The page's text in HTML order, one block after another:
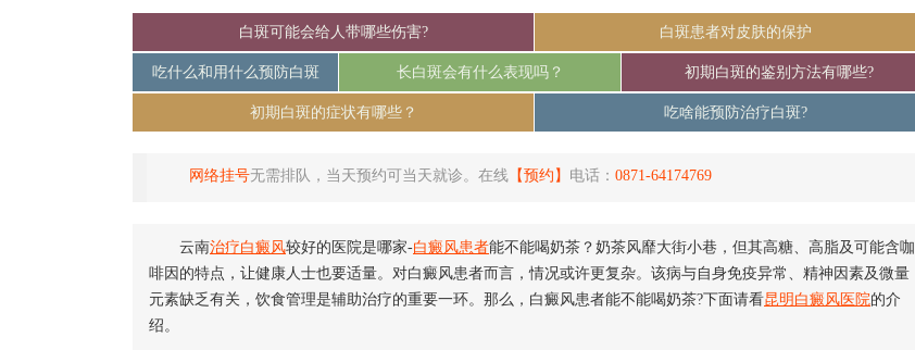
白斑可能会给人带哪些伤害? 白斑患者对皮肤的保护
吃什么和用什么预防白斑 长白斑会有什么表现吗？ 初期白斑的鉴别方法有哪些?
初期白斑的症状有哪些？ 吃啥能预防治疗白斑?
网络挂号无需排队，当天预约可当天就诊。在线 【预约】 电话： 0871-64174769
云南治疗白癜风较好的医院是哪家-白癜风患者能不能喝奶茶？奶茶风靡大街小巷，但其高糖、高脂及可能含咖
啡因的特点，让健康人士也要适量。对白癜风患者而言，情况或许更复杂。该病与自身免疫异常、精神因素及微量
元素缺乏有关，饮食管理是辅助治疗的重要一环。那么，白癜风患者能不能喝奶茶?下面请看昆明白癜风医院的介
绍。